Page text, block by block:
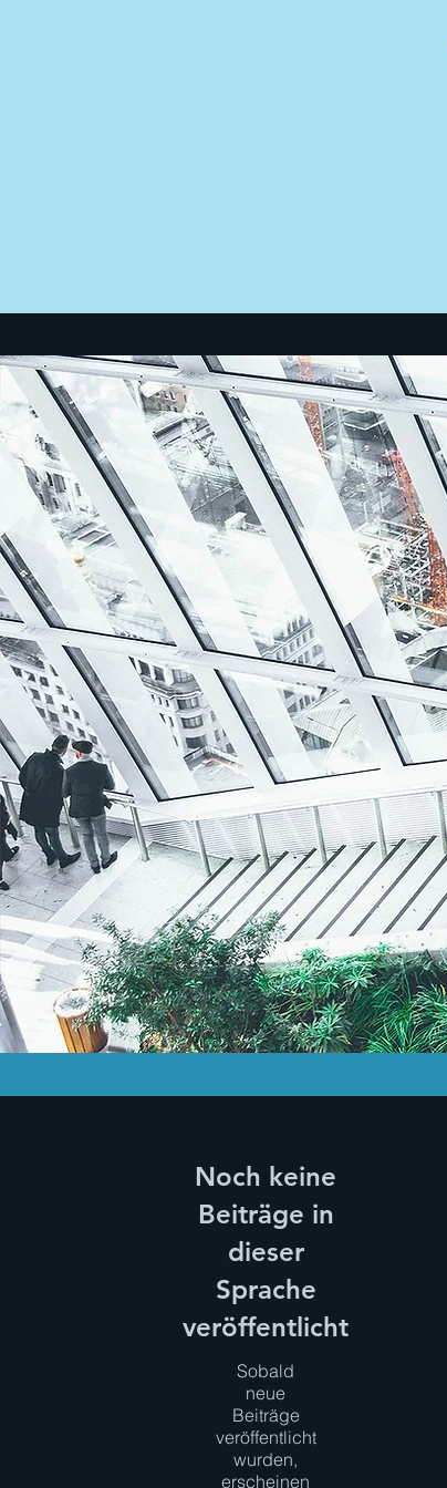
Noch keine
Beiträge in
dieser
Sprache
veröffentlicht
Sobald
neue
Beiträge
veröffentlicht
wurden,
erscheinen